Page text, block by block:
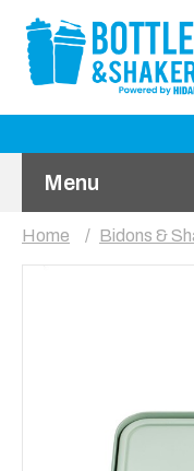
Menu
Home Bidons &